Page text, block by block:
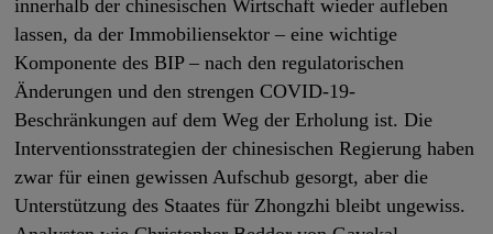
innerhalb der chinesischen Wirtschaft wieder aufleben
lassen, da der Immobiliensektor – eine wichtige
Komponente des BIP – nach den regulatorischen
Änderungen und den strengen COVID-19-
Beschränkungen auf dem Weg der Erholung ist. Die
Interventionsstrategien der chinesischen Regierung haben
zwar für einen gewissen Aufschub gesorgt, aber die
Unterstützung des Staates für Zhongzhi bleibt ungewiss.